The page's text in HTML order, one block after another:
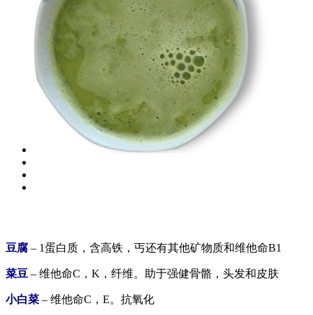
豆腐 – 1蛋白质，含高铁，丐还有其他矿物质和维他命B1
菜豆 – 维他命C，K，纤维。助于强健骨骼，头发和皮肤
小白菜 – 维他命C，E。抗氧化